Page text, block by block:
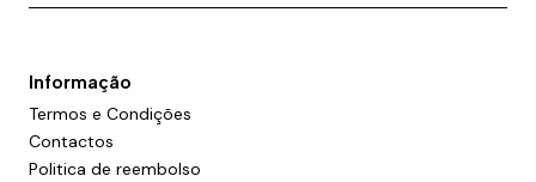
Informação
Termos e Condições
Contactos
Politica de reembolso